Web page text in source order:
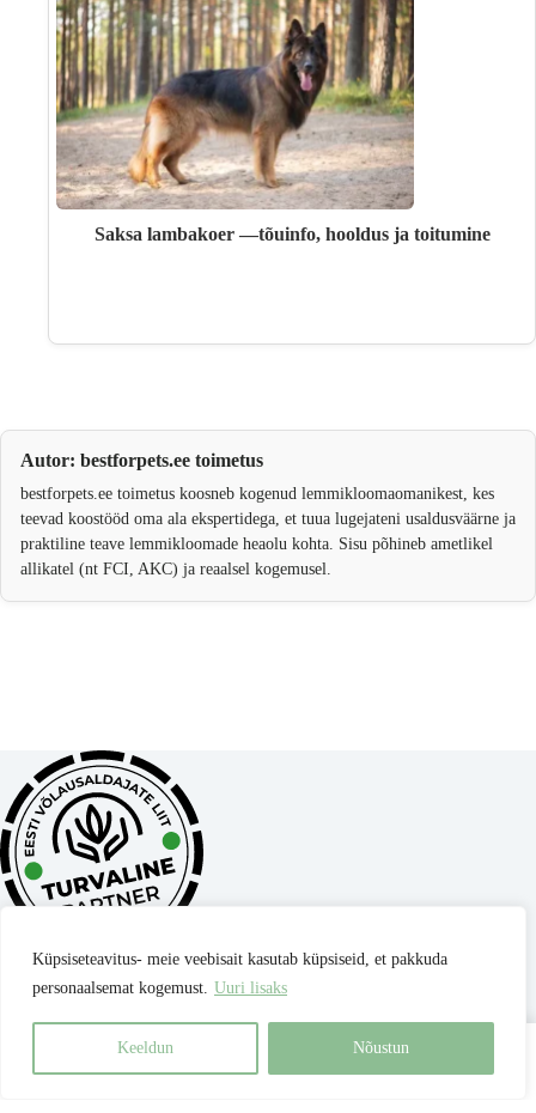
Küpsiseteavitus- meie veebisait kasutab küpsiseid, et pakkuda
personaalsemat kogemust. Uuri lisaks
Keeldun Nõustun
Saksa lambakoer —tõuinfo, hooldus ja toitumine
Autor: bestforpets.ee toimetus
bestforpets.ee toimetus koosneb kogenud lemmikloomaomanikest, kes
teevad koostööd oma ala ekspertidega, et tuua lugejateni usaldusväärne ja
praktiline teave lemmikloomade heaolu kohta. Sisu põhineb ametlikel
allikatel (nt FCI, AKC) ja reaalsel kogemusel.
Privaatsuspoliitika
Müügitingimused
Parima hinna garantii
Avaleht Otsing Ostukorv